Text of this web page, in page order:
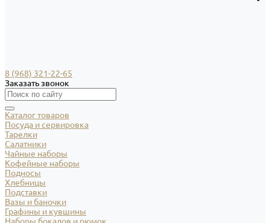
8 (968) 321-22-65
Заказать звонок
Каталог товаров
Посуда и сервировка
Тарелки
Салатники
Чайные наборы
Кофейные наборы
Подносы
Хлебницы
Подставки
Вазы и баночки
Графины и кувшины